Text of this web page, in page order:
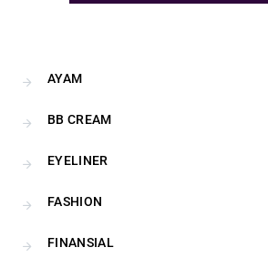
AYAM
BB CREAM
EYELINER
FASHION
FINANSIAL